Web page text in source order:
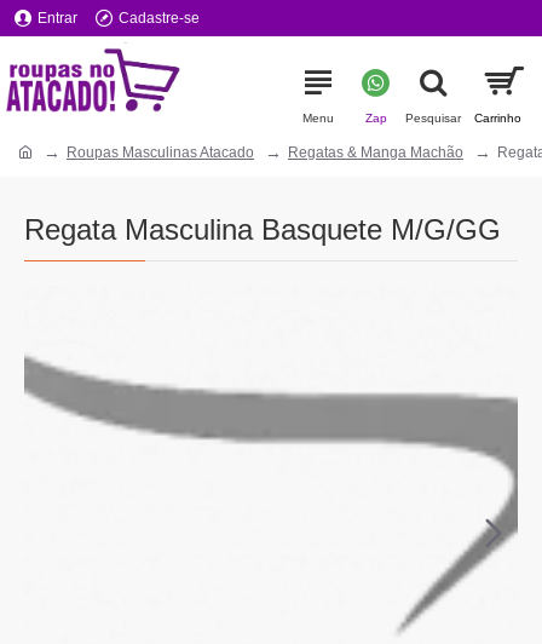
Entrar Cadastre-se
Roupas Masculinas Atacado Regatas & Manga Machão
Regata Masculina Basquete M/G/GG